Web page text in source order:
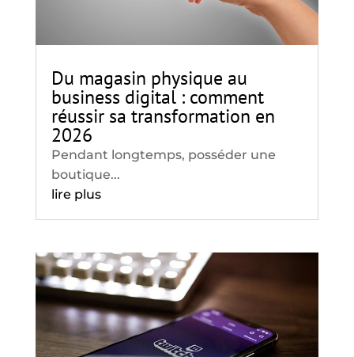
Du magasin physique au
business digital : comment
réussir sa transformation en
2026
Pendant longtemps, posséder une
boutique...
lire plus